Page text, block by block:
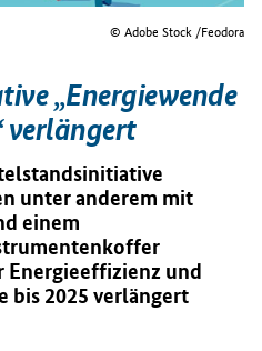
© Adobe Stock /Feodora
„Energiewende
verlängert
unter anderem mit
einem
und
bis 2025 verlängert